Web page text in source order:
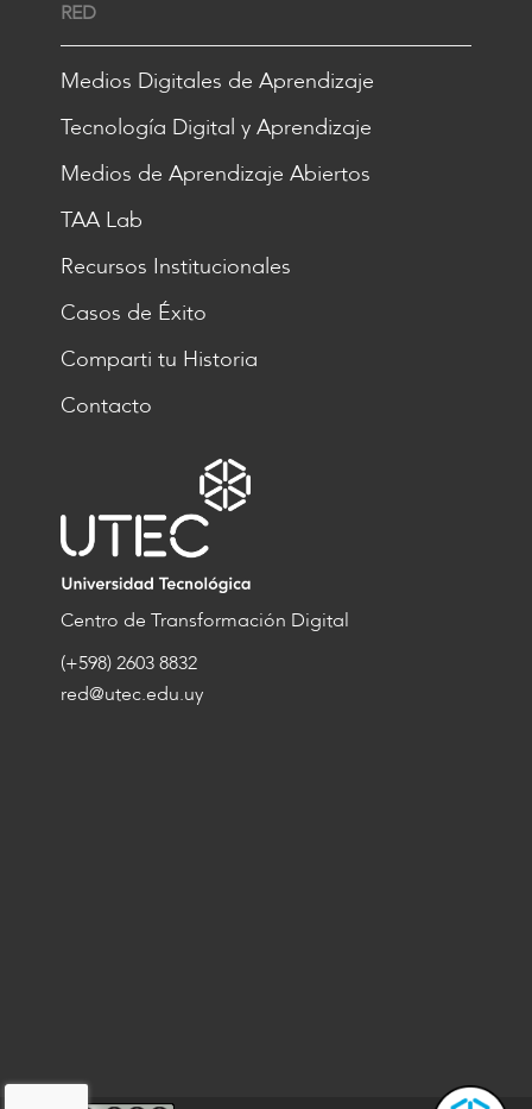
RED
Medios Digitales de Aprendizaje
Tecnología Digital y Aprendizaje
Medios de Aprendizaje Abiertos
TAA Lab
Recursos Institucionales
Casos de Éxito
Comparti tu Historia
Contacto
Centro de Transformación Digital
(+598) 2603 8832
red@utec.edu.uy